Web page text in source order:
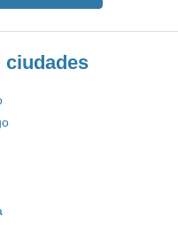
ciudades